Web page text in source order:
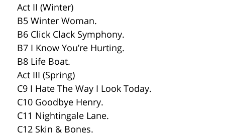
Act II (Winter)
B5 Winter Woman.
B6 Click Clack Symphony.
B7 I Know You’re Hurting.
B8 Life Boat.
Act III (Spring)
C9 I Hate The Way I Look Today.
C10 Goodbye Henry.
C11 Nightingale Lane.
C12 Skin & Bones.